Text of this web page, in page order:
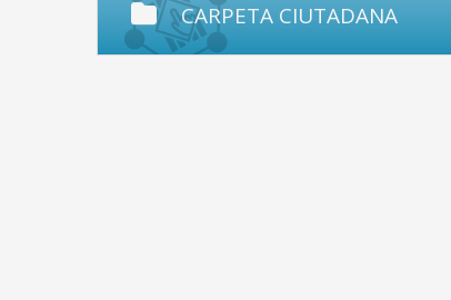
CARPETA CIUTADANA